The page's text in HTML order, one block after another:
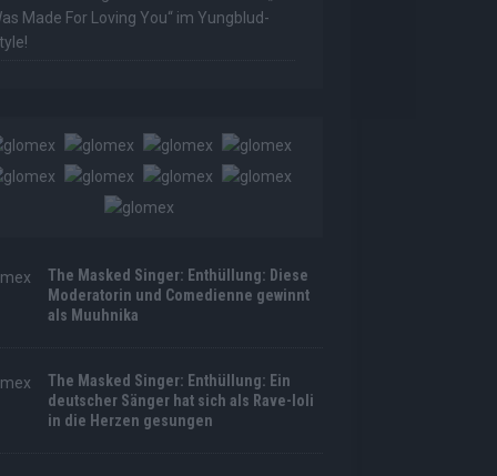
Made For Loving You“ im Yungblud-
The Masked Singer: Enthüllung: Diese
Moderatorin und Comedienne gewinnt
als Muuhnika
The Masked Singer: Enthüllung: Ein
deutscher Sänger hat sich als Rave-Ioli
in die Herzen gesungen